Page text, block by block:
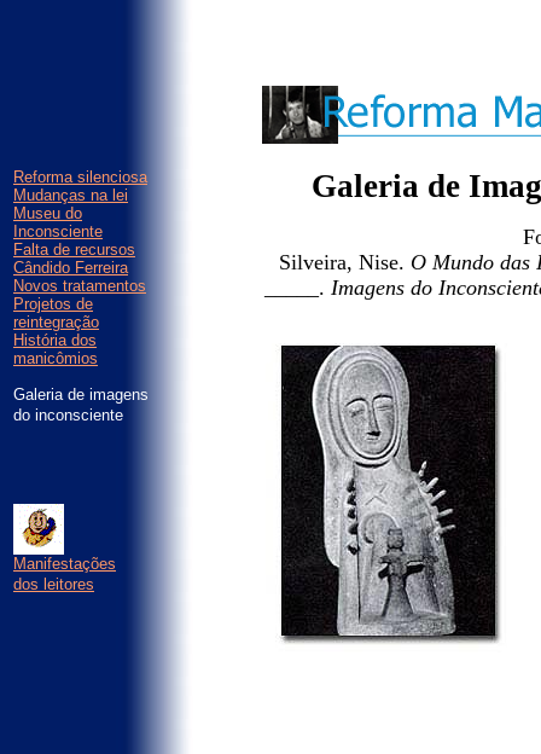
Reforma silenciosa
Mudanças na lei
Museu do
Inconsciente
Falta de recursos
Cândido Ferreira
Novos tratamentos
Projetos de
reintegração
História dos
manicômios
Galeria de imagens
do inconsciente
Manifestações
dos leitores
Galeria de
Silveira, Nise. O Mundo das
_____. Imagens do